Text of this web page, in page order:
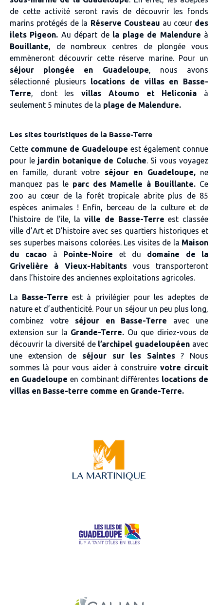
de cette activité seront ravis de découvrir les fonds
marins protégés de la Réserve Cousteau au cœur des
ilets Pigeon. Au départ de la plage de Malendure à
Bouillante, de nombreux centres de plongée vous
emmèneront découvrir cette réserve marine. Pour un
séjour plongée en Guadeloupe, nous avons
sélectionné plusieurs locations de villas en Basse-
Terre, dont lesvillas Atoumo et Heliconia à
seulement 5 minutes de la plage de Malendure.
Les sites touristiques de la Basse-Terre
Cette commune de Guadeloupe est également connue
pour lejardin botanique de Coluche. Si vous voyagez
en famille, durant votre séjour en Guadeloupe,ne
manquez pas le parc des Mamelle à Bouillante. Ce
zoo au cœur de la forêt tropicale abrite plus de 85
espèces animales ! Enfin, berceau de la culture et de
l’histoire de l’ile, la ville de Basse-Terre est classée
ville d’Art et D’histoire avec ses quartiers historiques et
ses superbes maisons colorées. Les visites de la Maison
du cacao à Pointe-Noire et du domaine de la
Grivelière à Vieux-Habitantsvous transporteront
dans l’histoire des anciennes exploitations agricoles.
La Basse-Terre est à privilégier pour les adeptes de
nature et d’authenticité. Pour un séjour un peu plus long,
combinez votre séjour en Basse-Terre avec une
extension sur la Grande-Terre. Ou que diriez-vous de
découvrir la diversité del’archipel guadeloupéen avec
une extension de séjour sur les Saintes? Nous
sommes là pour vous aider à construire votre circuit
en Guadeloupe en combinant différentes locations de
villas en Basse-terre comme en Grande-Terre.